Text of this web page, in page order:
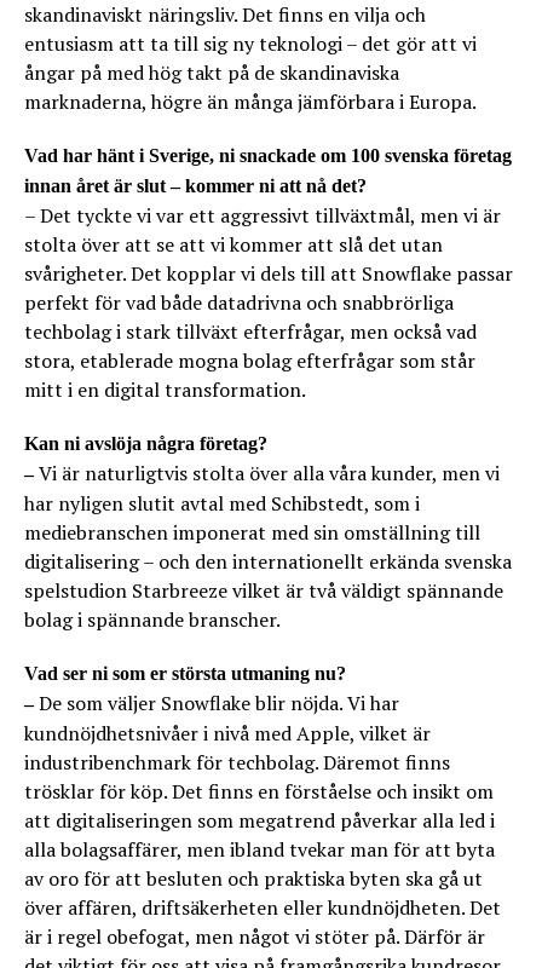
skandinaviskt näringsliv. Det finns en vilja och
entusiasm att ta till sig ny teknologi – det gör att vi
ångar på med hög takt på de skandinaviska
marknaderna, högre än många jämförbara i Europa.
Vad har hänt i Sverige, ni snackade om 100 svenska företag
innan året är slut – kommer ni att nå det?
– Det tyckte vi var ett aggressivt tillväxtmål, men vi är
stolta över att se att vi kommer att slå det utan
svårigheter. Det kopplar vi dels till att Snowflake passar
perfekt för vad både datadrivna och snabbrörliga
techbolag i stark tillväxt efterfrågar, men också vad
stora, etablerade mogna bolag efterfrågar som står
mitt i en digital transformation.
Kan ni avslöja några företag?
–Vi är naturligtvis stolta över alla våra kunder, men vi
har nyligen slutit avtal med Schibstedt, som i
mediebranschen imponerat med sin omställning till
digitalisering – och den internationellt erkända svenska
spelstudion Starbreeze vilket är två väldigt spännande
bolag i spännande branscher.
Vad ser ni som er största utmaning nu?
–De som väljer Snowflake blir nöjda. Vi har
kundnöjdhetsnivåer i nivå med Apple, vilket är
industribenchmark för techbolag. Däremot finns
trösklar för köp. Det finns en förståelse och insikt om
att digitaliseringen som megatrend påverkar alla led i
alla bolagsaffärer, men ibland tvekar man för att byta
av oro för att besluten och praktiska byten ska gå ut
över affären, driftsäkerheten eller kundnöjdheten. Det
är i regel obefogat, men något vi stöter på. Därför är